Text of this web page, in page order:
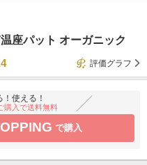
座パット オーガニック
評価グラフ
使える！
購入で送料無料
で購入